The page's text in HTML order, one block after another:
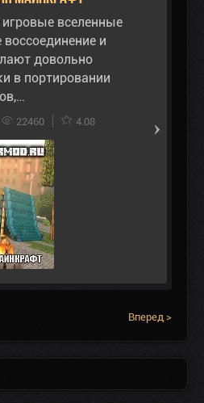
вселенные
и
довольно
в портировании
22460 4.08
Вперед >